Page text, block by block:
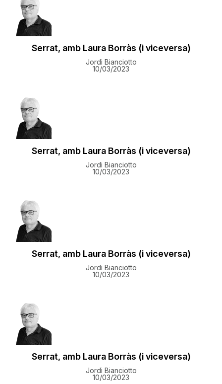
Serrat, amb Laura Borràs (i viceversa)
Jordi Bianciotto
10/03/2023
Serrat, amb Laura Borràs (i viceversa)
Jordi Bianciotto
10/03/2023
Serrat, amb Laura Borràs (i viceversa)
Jordi Bianciotto
10/03/2023
Serrat, amb Laura Borràs (i viceversa)
Jordi Bianciotto
10/03/2023